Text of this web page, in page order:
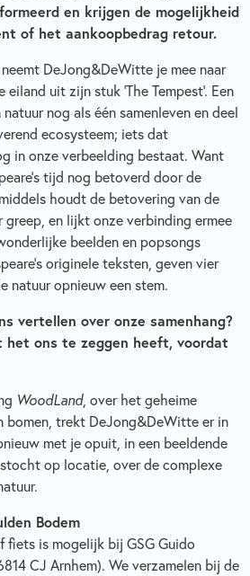
en krijgen de mogelijkheid
of het aankoopbedrag retour.
DeJong&DeWitte je mee naar
eiland uit zijn stuk ‘The Tempest’. Een
nog als één samenleven en deel
ecosysteem; iets dat
in onze verbeelding bestaat. Want
tijd nog betoverd door de
houdt de betovering van de
en lijkt onze verbinding ermee
beelden en popsongs
originele teksten, geven vier
natuur opnieuw een stem.
vertellen over onze samenhang?
het ons te zeggen heeft, voordat
WoodLand, over het geheime
bomen, trekt DeJong&DeWitte er in
met je opuit, in een beeldende
op locatie, over de complexe
Bodem
fiets is mogelijk bij GSG Guido
CJ Arnhem). We verzamelen bij de